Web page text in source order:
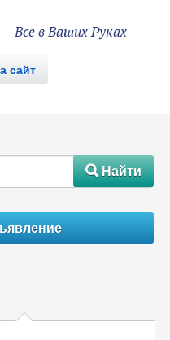
Все в Ваших Руках
сайт
#Найти